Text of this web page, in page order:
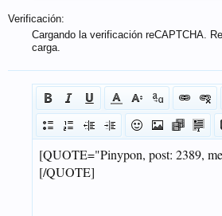
Verificación:
Cargando la verificación reCAPTCHA.
carga.